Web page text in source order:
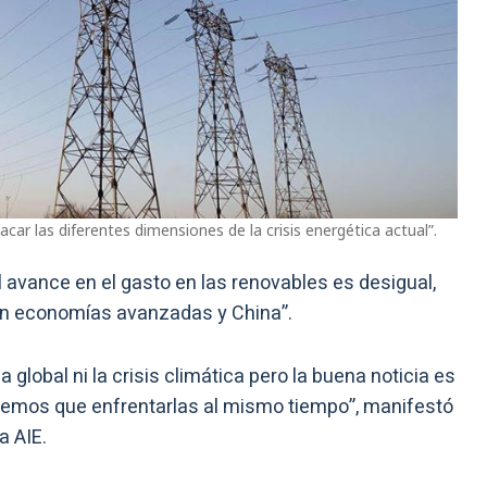
las diferentes dimensiones de la crisis energética actual”.
en el gasto en las renovables es desigual,
economías avanzadas y China”.
global ni la crisis climática pero la buena noticia es
que enfrentarlas al mismo tiempo”, manifestó
AIE.